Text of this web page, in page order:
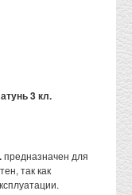
3 кл.
предназначен для
так как